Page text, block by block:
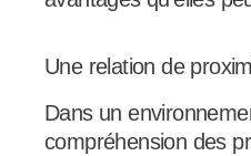
Une relation de
Dans un
compréhension des